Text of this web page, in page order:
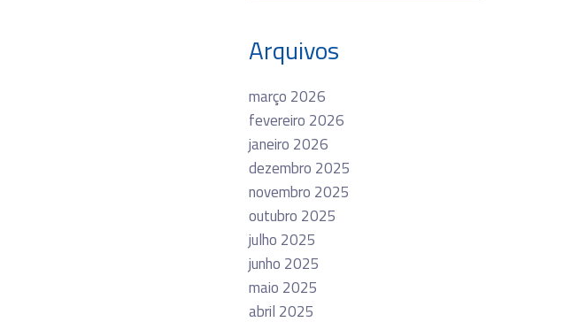
Arquivos
março 2026
fevereiro 2026
janeiro 2026
dezembro 2025
novembro 2025
outubro 2025
julho 2025
junho 2025
maio 2025
abril 2025